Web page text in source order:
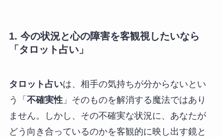
1. 今の状況と心の障害を客観視したいなら
「タロット占い」
タロット占いは、相手の気持ちが分からないとい
う「 不確実性」そのものを解消する魔法ではあり
ません。しかし、その不確実な状況に、あなたが
どう向き合っているのかを客観的に映し出す鏡と